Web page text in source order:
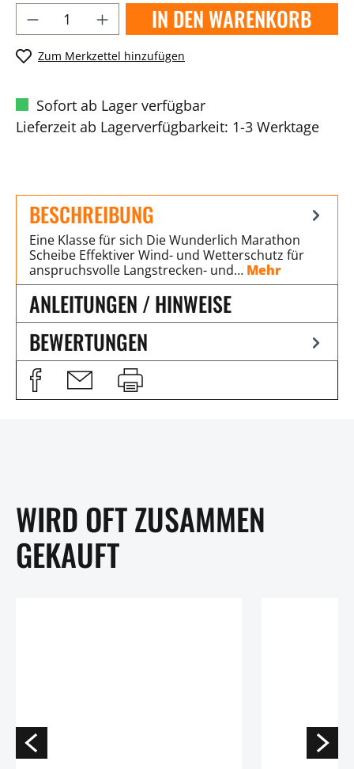
IN DEN WARENKORB
Zum Merkzettel hinzufügen
Sofort ab Lager verfügbar
Lieferzeit ab Lagerverfügbarkeit: 1-3 Werktage
BESCHREIBUNG
Eine Klasse für sich Die Wunderlich Marathon
Scheibe Effektiver Wind- und Wetterschutz für
anspruchsvolle Langstrecken- und… Mehr
ANLEITUNGEN / HINWEISE
BEWERTUNGEN
WIRD OFT ZUSAMMEN
GEKAUFT